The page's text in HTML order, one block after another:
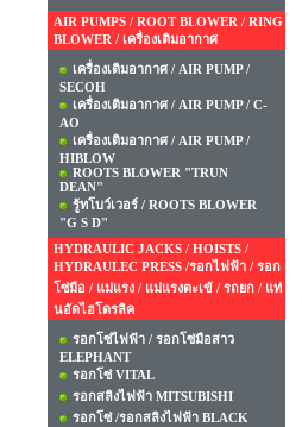
AIR PUMPS / ROOT BLOWER / RING
BLOWER / เครื่องเติมอากาศ
เครื่องเติมอากาศ / AIR PUMP /
SECOH
เครื่องเติมอากาศ / AIR PUMP / C-
AO
เครื่องเติมอากาศ / AIR PUMP /
HIBLOW
ROOTS BLOWER "TRUN
DEAN"
รู้ทโบว์เวอร์ / ROOTS BLOWER
"G S D"
HYDRAULIC JACKS / HOISTS /
HYDRAULEC PRESS /รอกไฟฟ้า / รอก
โซ่มือ / แม่แรง / แม่แรงตะเข้ / รถยก / แท่
นอัดไฮโดรลิค
รอกโซ่ไฟฟ้า / รอกโซ่มือสาว
ELEPHANT
รอกโซ่ VITAL
รอกสลิงไฟฟ้า MITSUBISHI
รอกโซ่ /รอกสลิงไฟฟ้า BLACK